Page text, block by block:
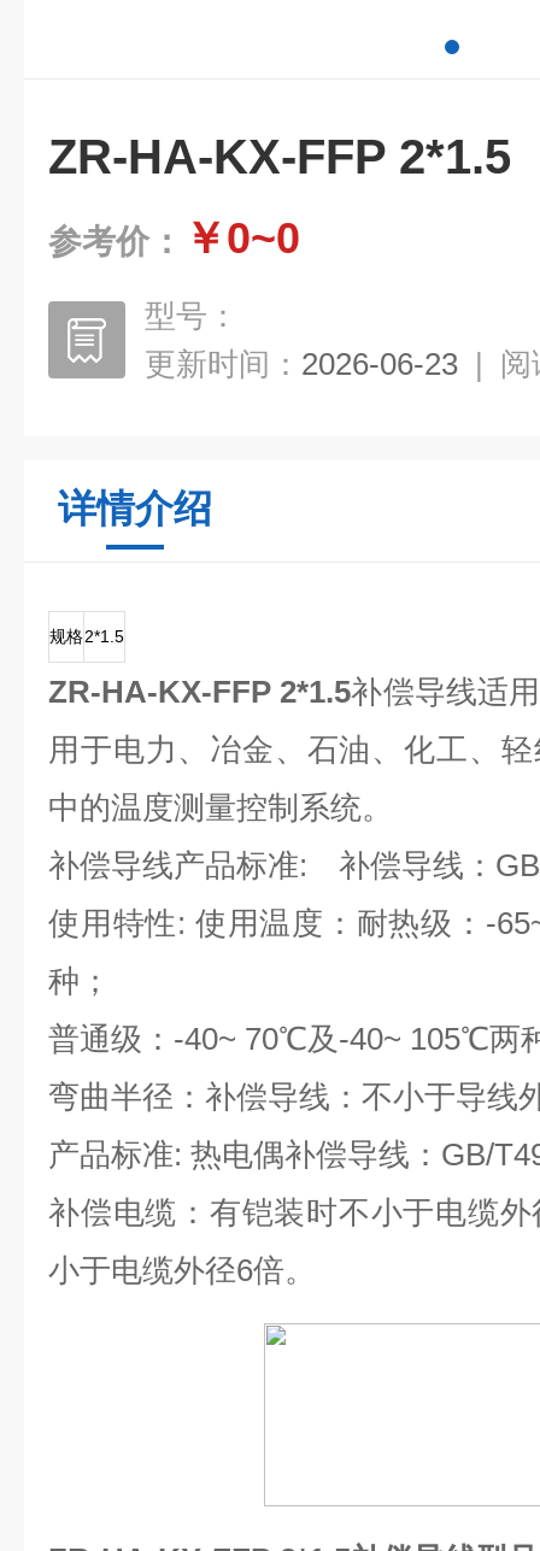
ZR-HA-KX-FFP 2*1.5
参考价： ￥0~0
型号：
更新时间： 2026-06-23 | 阅
详情介绍
规格2*1.5
ZR-HA-KX-FFP 2*1.5补偿导线适
用于电力、冶金、石油、化工、
中的温度测量控制系统。
补偿导线产品标准: 补偿导线：
使用特性: 使用温度：耐热级：-
种；
普通级：-40~ 70℃及-40~ 105℃两
弯曲半径：补偿导线：不小于导线
产品标准: 热电偶补偿导线：GB/
补偿电缆：有铠装时不小于电缆
小于电缆外径6倍。